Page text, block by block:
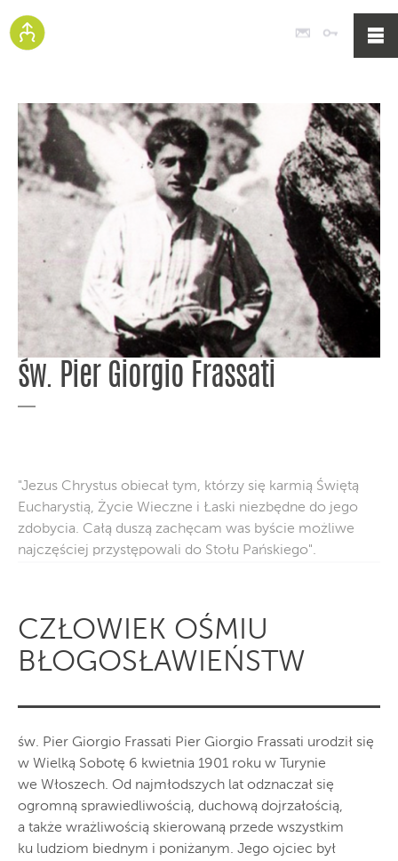
Poczta
św. Pier Giorgio Frassati
"Jezus Chrystus obiecał tym, którzy się karmią Świętą
Eucharystią, Życie Wieczne i Łaski niezbędne do jego
zdobycia. Całą duszą zachęcam was byście możliwe
najczęściej przystępowali do Stołu Pańskiego".
CZŁOWIEK OŚMIU
BŁOGOSŁAWIEŃSTW
św. Pier Giorgio Frassati Pier Giorgio Frassati urodził się
w Wielką Sobotę 6 kwietnia 1901 roku w Turynie
we Włoszech. Od najmłodszych lat odznaczał się
ogromną sprawiedliwością, duchową dojrzałością,
a także wrażliwością skierowaną przede wszystkim
ku ludziom biednym i poniżanym. Jego ojciec był